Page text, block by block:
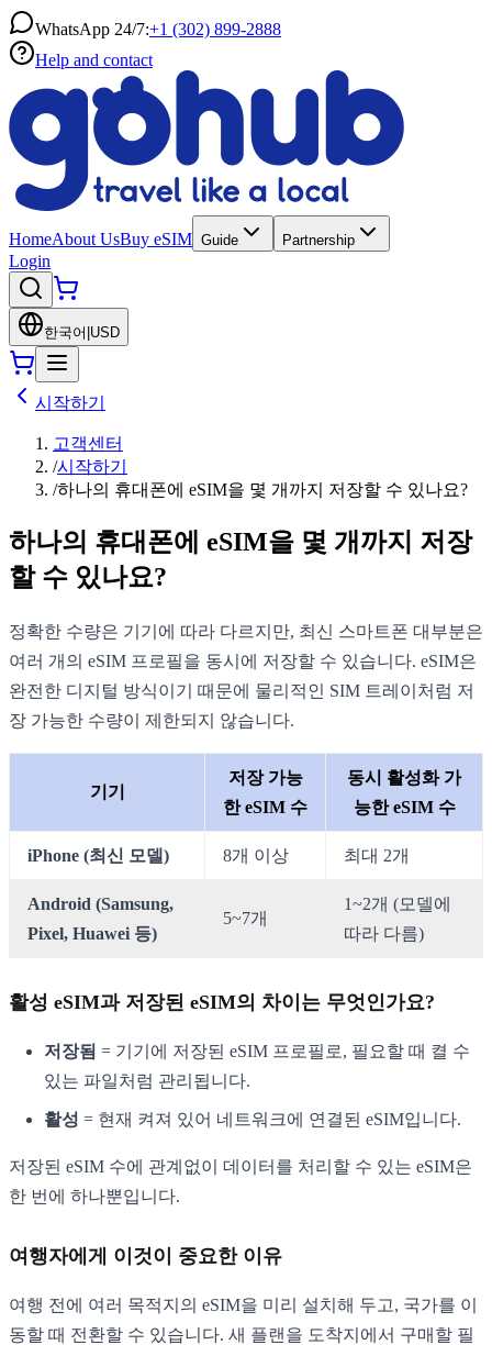
WhatsApp 24/7:+1 (302) 899-2888
Help and contact
HomeAbout UsBuy eSIM Guide Partnership
Login
한국어 USD
시작하기
고객센터
/시작하기
/하나의 휴대폰에 eSIM을 몇 개까지 저장할 수 있나요?
하나의 휴대폰에 eSIM을 몇 개까지 저장
할 수 있나요?
정확한 수량은 기기에 따라 다르지만, 최신 스마트폰 대부분은
여러 개의 eSIM 프로필을 동시에 저장할 수 있습니다. eSIM은
완전한 디지털 방식이기 때문에 물리적인 SIM 트레이처럼 저
장 가능한 수량이 제한되지 않습니다.
기기
저장 가능
한 eSIM 수
동시 활성화 가
능한 eSIM 수
iPhone (최신 모델) 8개 이상 최대 2개
Android (Samsung,
Pixel, Huawei 등)
5~7개
1~2개 (모델에
따라 다름)
활성 eSIM과 저장된 eSIM의 차이는 무엇인가요?
저장됨 = 기기에 저장된 eSIM 프로필로, 필요할 때 켤 수
있는 파일처럼 관리됩니다.
활성 = 현재 켜져 있어 네트워크에 연결된 eSIM입니다.
저장된 eSIM 수에 관계없이 데이터를 처리할 수 있는 eSIM은
한 번에 하나뿐입니다.
여행자에게 이것이 중요한 이유
여행 전에 여러 목적지의 eSIM을 미리 설치해 두고, 국가를 이
동할 때 전환할 수 있습니다. 새 플랜을 도착지에서 구매할 필